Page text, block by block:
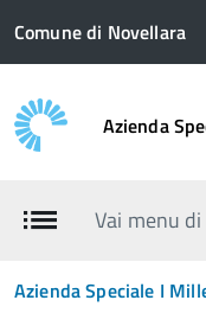
Comune di Novellara
Azienda
Vai menu
Azienda Speciale I